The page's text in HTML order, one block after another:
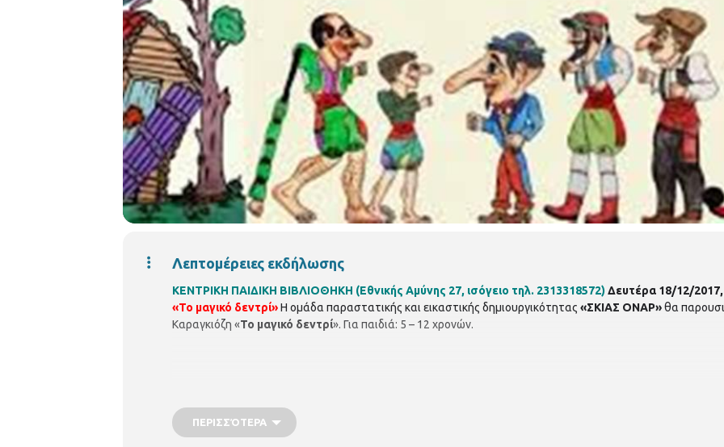
Λεπτομέρειες εκδήλωσης
ΚΕΝΤΡΙΚΗ ΠΑΙΔΙΚΗ ΒΙΒΛΙΟΘΗΚΗ (Εθνικής Αμύνης 27, ισόγειο τηλ. 2313318572)Δευτέρα 18/12/
«Το μαγικό δεντρί»Η ομάδα παραστατικής και εικαστικής δημιουργικότητας «ΣΚΙΑΣ ΟΝΑΡ»θα
Καραγκιόζη «Το μαγικό δεντρί». Για παιδιά: 5 – 12 χρονών.
ΠΕΡΙΣΣΌΤΕΡΑ